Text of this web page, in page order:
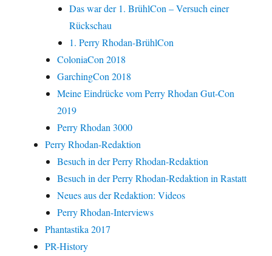
Das war der 1. BrühlCon – Versuch einer
Rückschau
1. Perry Rhodan-BrühlCon
ColoniaCon 2018
GarchingCon 2018
Meine Eindrücke vom Perry Rhodan Gut-Con
2019
Perry Rhodan 3000
Perry Rhodan-Redaktion
Besuch in der Perry Rhodan-Redaktion
Besuch in der Perry Rhodan-Redaktion in Rastatt
Neues aus der Redaktion: Videos
Perry Rhodan-Interviews
Phantastika 2017
PR-History